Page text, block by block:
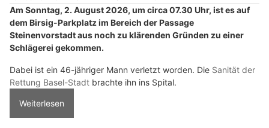
Am Sonntag, 2. August 2026, um circa 07.30 Uhr, ist es auf
dem Birsig-Parkplatz im Bereich der Passage
Steinenvorstadt aus noch zu klärenden Gründen zu einer
Schlägerei gekommen.
Dabei ist ein 46-jähriger Mann verletzt worden. Die Sanität der
Rettung Basel-Stadt brachte ihn ins Spital.
Weiterlesen